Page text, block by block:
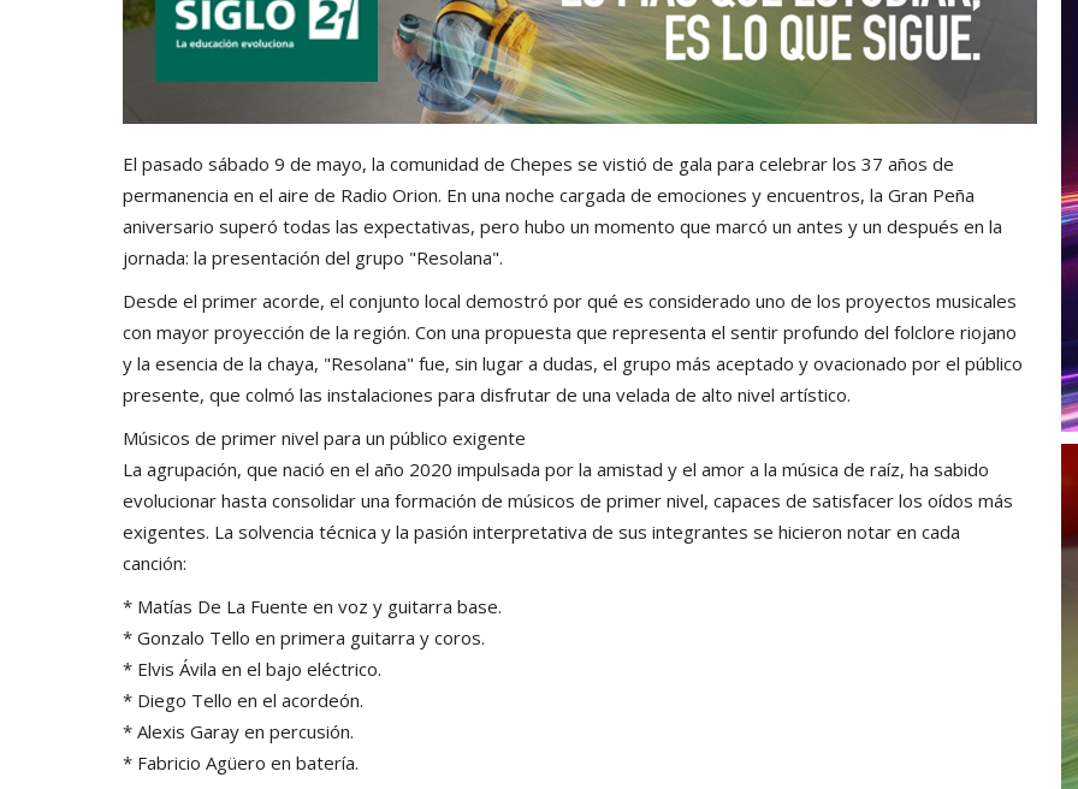
El pasado sábado 9 de mayo, la comunidad de Chepes se vistió de gala para celebrar los 37 años de
permanencia en el aire de Radio Orion. En una noche cargada de emociones y encuentros, la Gran Peña
aniversario superó todas las expectativas, pero hubo un momento que marcó un antes y un después en la
jornada: la presentación del grupo "Resolana".
Desde el primer acorde, el conjunto local demostró por qué es considerado uno de los proyectos musicales
con mayor proyección de la región. Con una propuesta que representa el sentir profundo del folclore riojano
y la esencia de la chaya, "Resolana" fue, sin lugar a dudas, el grupo más aceptado y ovacionado por el público
presente, que colmó las instalaciones para disfrutar de una velada de alto nivel artístico.
Músicos de primer nivel para un público exigente
La agrupación, que nació en el año 2020 impulsada por la amistad y el amor a la música de raíz, ha sabido
evolucionar hasta consolidar una formación de músicos de primer nivel, capaces de satisfacer los oídos más
exigentes. La solvencia técnica y la pasión interpretativa de sus integrantes se hicieron notar en cada
canción:
* Matías De La Fuente en voz y guitarra base.
* Gonzalo Tello en primera guitarra y coros.
* Elvis Ávila en el bajo eléctrico.
* Diego Tello en el acordeón.
* Alexis Garay en percusión.
* Fabricio Agüero en batería.